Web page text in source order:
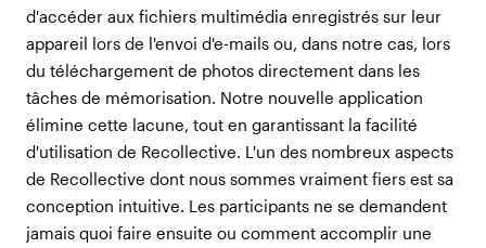
d'accéder aux fichiers multimédia enregistrés sur leur
appareil lors de l'envoi d'e-mails ou, dans notre cas, lors
du téléchargement de photos directement dans les
tâches de mémorisation. Notre nouvelle application
élimine cette lacune, tout en garantissant la facilité
d'utilisation de Recollective. L'un des nombreux aspects
de Recollective dont nous sommes vraiment fiers est sa
conception intuitive. Les participants ne se demandent
jamais quoi faire ensuite ou comment accomplir une